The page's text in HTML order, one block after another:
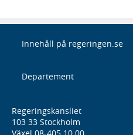
Innehåll på regeringen.se
Departement
Regeringskansliet
103 33 Stockholm